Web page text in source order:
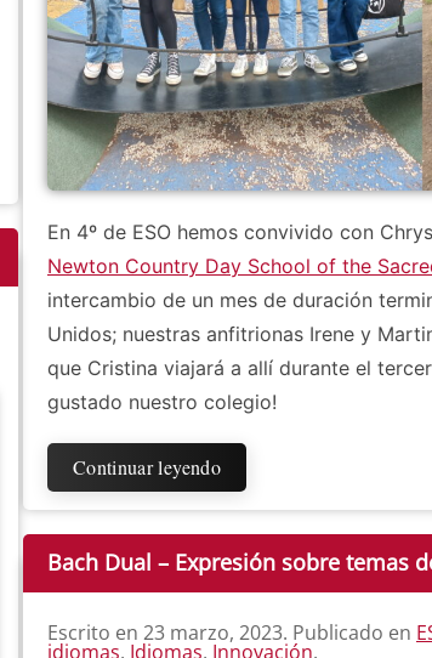
En 4º de ESO hemos convivido con
Newton Country Day School of the
intercambio de un mes de duración
Unidos; nuestras anfitrionas Irene y
que Cristina viajará a allí durante el
gustado nuestro colegio!
Continuar leyendo
Bach Dual – Expresión sobre temas
Escrito en 23 marzo, 2023. Publicado en
idiomas, Idiomas, Innovación.